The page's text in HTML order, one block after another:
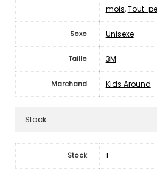
mois,Tout-
Sexe Unisexe
Taille 3M
Marchand Kids Around
Stock
Stock 1